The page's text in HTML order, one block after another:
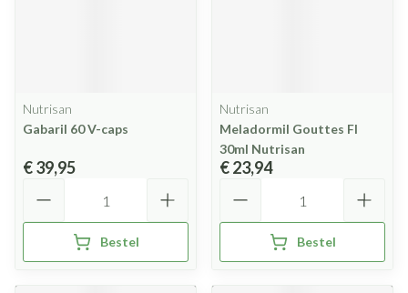
Nutrisan
Gabaril 60 V-caps
€ 39,95
Bestel
Nutrisan
Meladormil Gouttes Fl
30ml Nutrisan
€ 23,94
Bestel